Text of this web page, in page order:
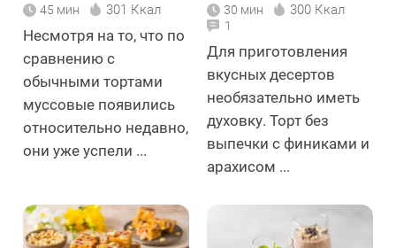
45 мин 301 Ккал
Несмотря на то, что по
сравнению с
обычными тортами
муссовые появились
относительно недавно,
они уже успели ...
30 мин 300 Ккал
1
Для приготовления
вкусных десертов
необязательно иметь
духовку. Торт без
выпечки с финиками и
арахисом ...